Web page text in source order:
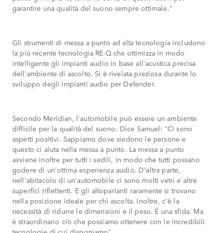
garantire una qualità del suono sempre ottimale."
Gli strumenti di messa a punto ad alta tecnologia includono
la più recente tecnologia RE-Q che ottimizza in modo
intelligente gli impianti audio in base all'acustica precisa
dell'ambiente di ascolto. Si è rivelata preziosa durante lo
sviluppo degli impianti audio per Defender.
Secondo Meridian, l'automobile può essere un ambiente
difficile per la qualità del suono. Dice Samuel: "Ci sono
aspetti positivi. Sappiamo dove siedono le persone e
questo ci aiuta nella messa a punto. La messa a punto
avviene inoltre per tutti i sedili, in modo che tutti possano
godere di un'ottima esperienza audio. D'altra parte,
nell'abitacolo di un'automobile ci sono molti vetri e altre
superfici riflettenti. E gli altoparlanti raramente si trovano
nella posizione ideale per chi ascolta. Inoltre, c'è la
necessità di ridurre le dimensioni e il peso. È una sfida. Ma
è straordinario ciò che possiamo ottenere con le incredibili